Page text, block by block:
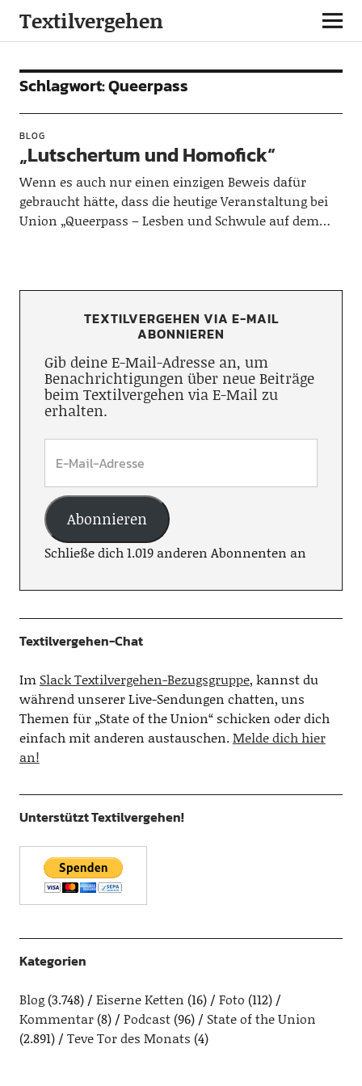
Textilvergehen
Schlagwort:Queerpass
BLOG
„Lutschertum und Homofick“
Wenn es auch nur einen einzigen Beweis dafür
gebraucht hätte, dass die heutige Veranstaltung bei
Union „Queerpass – Lesben und Schwule auf dem…
TEXTILVERGEHEN VIA E-MAIL
ABONNIEREN
Gib deine E-Mail-Adresse an, um
Benachrichtigungen über neue Beiträge
beim Textilvergehen via E-Mail zu
erhalten.
Abonnieren
Schließe dich 1.019 anderen Abonnenten an
Textilvergehen-Chat
Im Slack Textilvergehen-Bezugsgruppe, kannst du
während unserer Live-Sendungen chatten, uns
Themen für „State of the Union“ schicken oder dich
einfach mit anderen austauschen.Melde dich hier
an!
Unterstützt Textilvergehen!
Kategorien
Blog(3.748) Eiserne Ketten (16) Foto (112)
Kommentar(8) Podcast(96)
State of the Union
(2.891)
Teve Tor des Monats (4)